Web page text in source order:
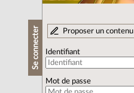
Se connecter Proposer un contenu
Identifiant
Mot de passe